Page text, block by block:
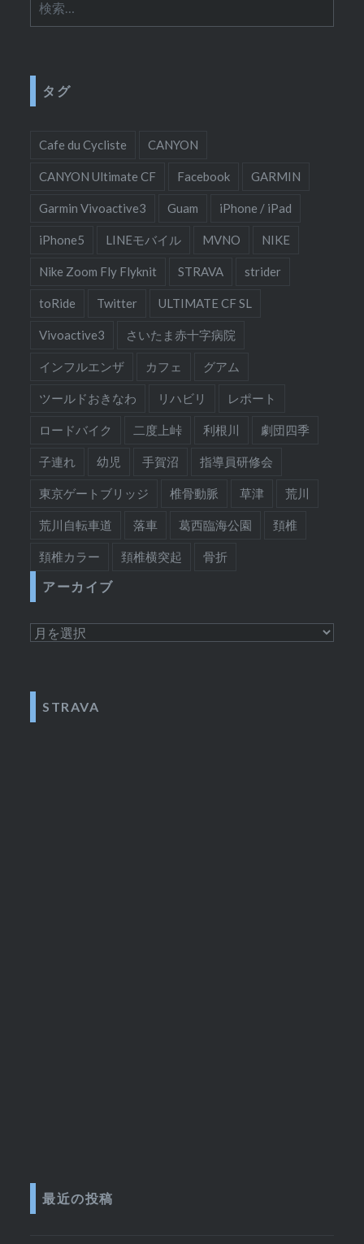
索:
タグ
Cafe du Cycliste CANYON
CANYON Ultimate CF Facebook GARMIN
Garmin Vivoactive3 Guam iPhone / iPad
iPhone5 LINEモバイル MVNO NIKE
Nike Zoom Fly Flyknit STRAVA strider
toRide Twitter ULTIMATE CF SL
Vivoactive3 さいたま赤十字病院
インフルエンザ カフェ グアム
ツールドおきなわ リハビリ レポート
ロードバイク 二度上峠 利根川 劇団四季
子連れ 幼児 手賀沼 指導員研修会
東京ゲートブリッジ 椎骨動脈 草津 荒川
荒川自転車道 落車 葛西臨海公園 頚椎
頚椎カラー 頚椎横突起 骨折
アーカイブ
ア
STRAVA
最近の投稿